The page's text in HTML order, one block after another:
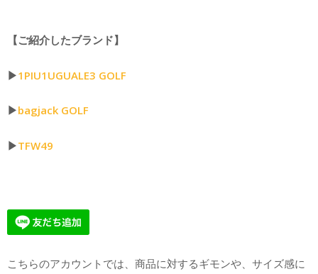
【ご紹介したブランド】
▶︎1PIU1UGUALE3 GOLF
▶︎bagjack GOLF
▶︎TFW49
こちらのアカウントでは、商品に対するギモンや、サイズ感に